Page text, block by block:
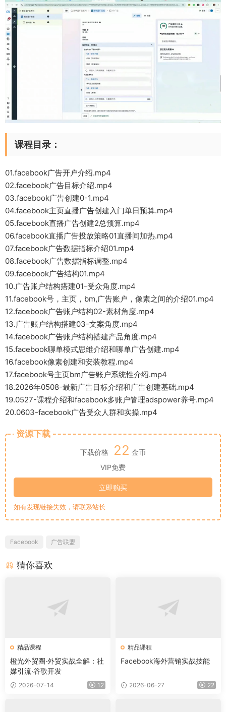
课程目录：
01.facebook广告开户介绍.mp4
02.facebook广告目标介绍.mp4
03.facebook广告创建0-1.mp4
04.facebook主页直播广告创建入门单日预算.mp4
05.facebook直播广告创建2总预算.mp4
06.facebook直播广告投放策略01直播间加热.mp4
07.facebook广告数据指标介绍01.mp4
08.facebook广告数据指标调整.mp4
09.facebook广告结构01.mp4
10.广告账户结构搭建01-受众角度.mp4
11.facebook号，主页，bm,广告账户，像素之间的介绍01.mp4
12.facebook广告账户结构02-素材角度.mp4
13.广告账户结构搭建03-文案角度.mp4
14.facebook广告账户结构搭建产品角度.mp4
15.facebook聊单模式思维介绍和聊单广告创建.mp4
16.facebook像素创建和安装教程.mp4
17.facebook号主页bm广告账户系统性介绍.mp4
18.2026年0508-最新广告目标介绍和广告创建基础.mp4
19.0527-课程介绍和facebook多账户管理adspower养号.mp4
20.0603-facebook广告受众人群和实操.mp4
资源下载
下载价格 22 金币
VIP免费
立即购买
如有发现链接失效，请联系站长
Facebook 广告联盟
猜你喜欢
精品课程
橙光外贸圈·外贸实战全解：社
媒引流·谷歌开发
2026-07-14 12
精品课程
Facebook海外营销实战技能
2026-06-27 22